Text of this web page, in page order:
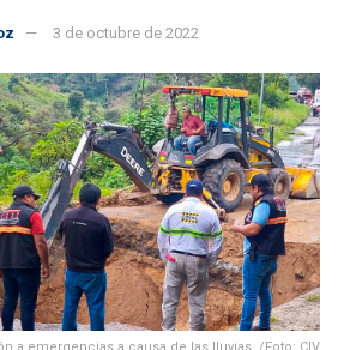
3 de octubre de 2022
a emergencias a causa de las lluvias. /Foto: CIV